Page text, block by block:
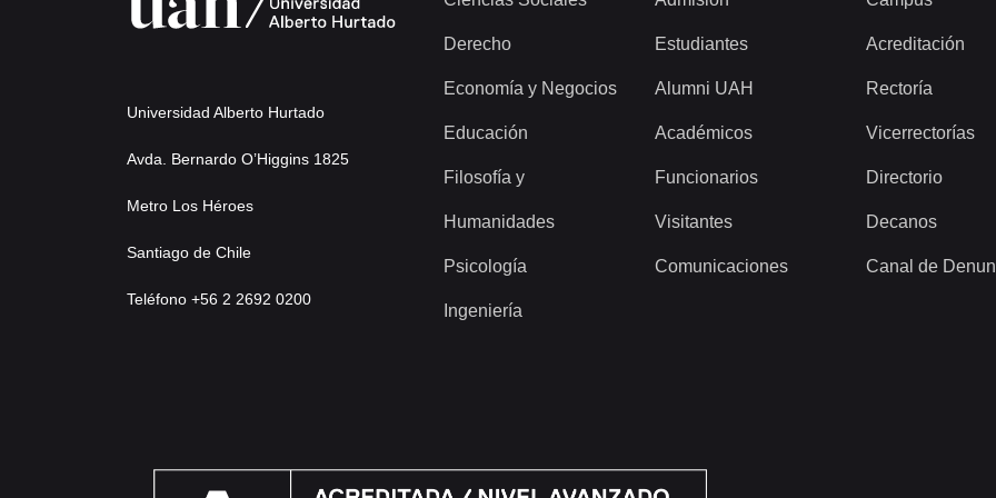
Universidad Alberto Hurtado
Avda. Bernardo O’Higgins 1825
Metro Los Héroes
Santiago de Chile
Teléfono +56 2 2692 0200
Derecho
Economía y Negocios
Educación
Filosofía y
Humanidades
Psicología
Ingeniería
Estudiantes
Alumni UAH
Académicos
Funcionarios
Visitantes
Comunicaciones
Acreditación
Rectoría
Vicerrectorías
Directorio
Decanos
Canal de